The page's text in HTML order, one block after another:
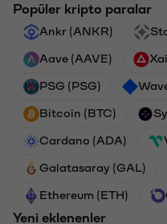
Popüler kripto paralar
Ankr (ANKR)
Aave (AAVE)
PSG (PSG)
Bitcoin (BTC)
Cardano (ADA)
Galatasaray (GAL)
Ethereum (ETH)
Yeni eklenenler